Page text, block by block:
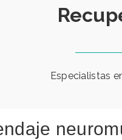
Especialistas